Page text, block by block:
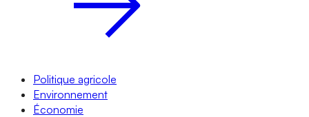
Politique agricole
Environnement
Économie